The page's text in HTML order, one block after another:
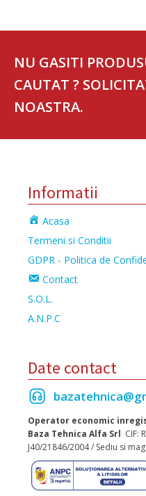
NU GASITI
CAUTAT ?
NOASTRA.
Informatii
Acasa
Termeni si Conditii
GDPR - Politica de
Contact
S.O.L.
A.N.P.C
Date contact
Operator economic
Baza Tehnica Alfa Srl CIF:
J40/21846/2004 / Sediu si